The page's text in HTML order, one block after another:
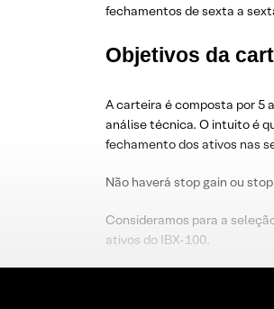
fechamentos de sexta a
Objetivos da
A carteira é composta por 5
análise técnica. O intuito é
fechamento dos ativos nas
Não haverá stop gain ou
Consideramos para a
ativos do IBX-100.